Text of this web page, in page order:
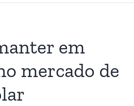
em
mercado de